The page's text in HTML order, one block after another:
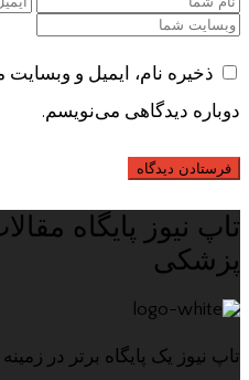
ذخیره نام، ایمیل و
دوباره دیدگاهی می‌نویسم.
تاپ نیوز پایگاه
پزشکی
تاپ نیوز یک پایگاه برتر در